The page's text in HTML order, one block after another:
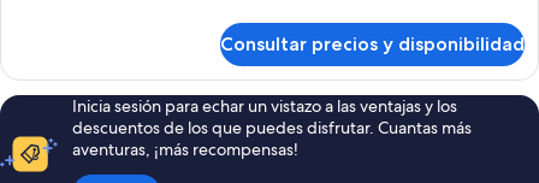
básico
Consultar precios y disponibilidad
Inicia sesión para echar un vistazo a las ventajas y los
descuentos de los que puedes disfrutar. Cuantas más
aventuras, ¡más recompensas!